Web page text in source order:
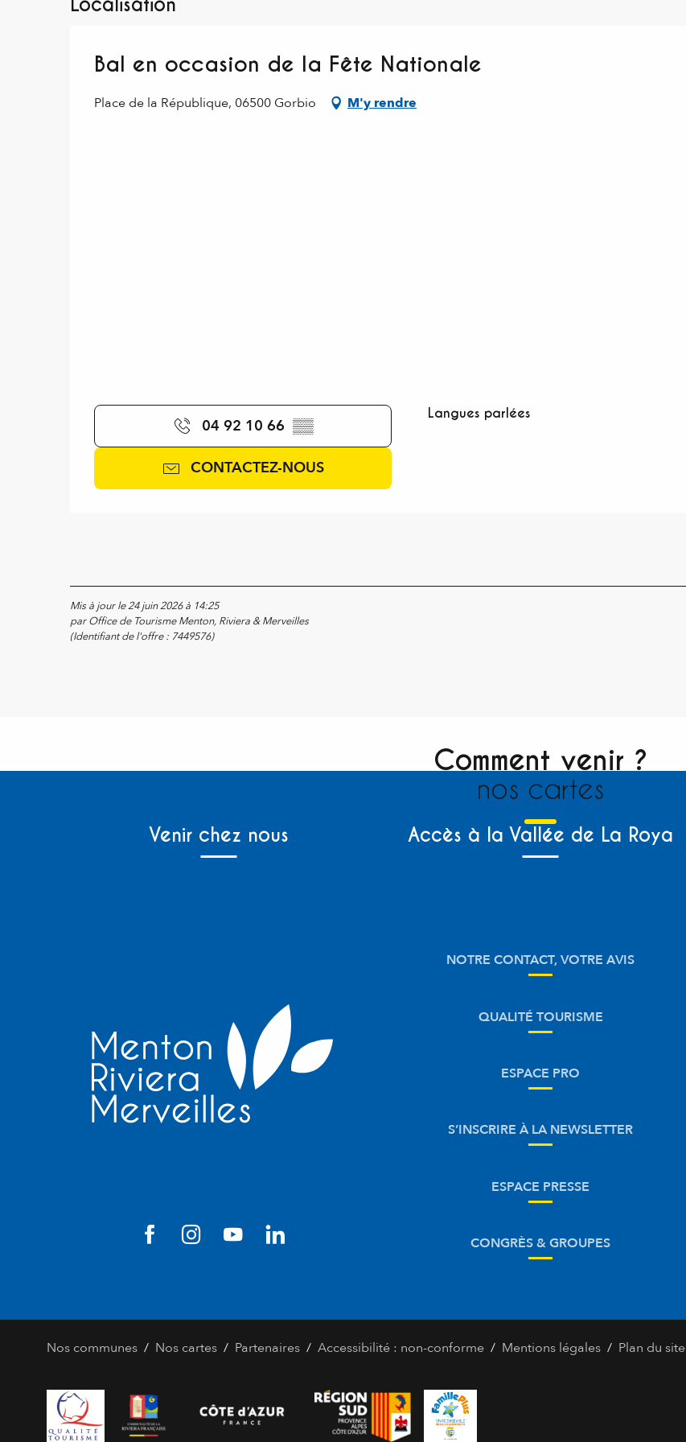
Localisation
Bal en occasion de la Fête Nationale
Place de la République, 06500 Gorbio M'y rendre
04 92 10 66 ▒▒
CONTACTEZ-NOUS
Langues parlées
Langues parlées
Mis à jour le 24 juin 2026 à 14:25
par Office de Tourisme Menton, Riviera & Merveilles
(Identifiant de l'offre : 7449576)
Comment venir ?
nos cartes
Venir chez nous Accès à la Vallée de La Roya
NOTRE CONTACT, VOTRE AVIS
QUALITÉ TOURISME
ESPACE PRO
S’INSCRIRE À LA NEWSLETTER
ESPACE PRESSE
CONGRÈS & GROUPES
Nos communes / Nos cartes / Partenaires / Accessibilité : non-conforme / Mentions légales / Plan du site